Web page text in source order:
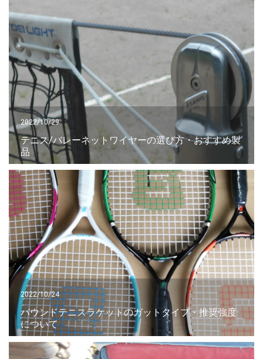
2022/10/29
テニス/バレーネットワイヤーの選び方・おすすめ製
品
2022/10/24
バウンドテニスラケットのガットタイプ・推奨強度
について